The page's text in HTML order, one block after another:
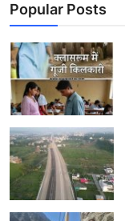
Popular Posts